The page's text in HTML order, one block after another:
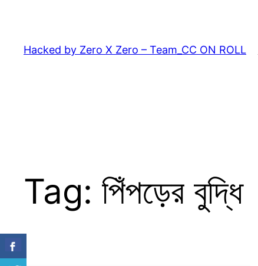
content
Hacked by Zero X Zero – Team_CC ON ROLL
Tag: পিঁপড়ের বুদ্ধি